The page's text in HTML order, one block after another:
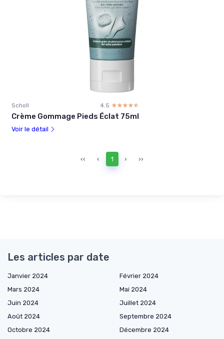
Scholl 4.5 ☆☆☆☆☆
★★★★★
Crème Gommage Pieds Éclat 75ml
Voir le détail
‹‹ ‹ 1 › ››
Les articles par date
Janvier 2024
Février 2024
Mars 2024
Mai 2024
Juin 2024
Juillet 2024
Août 2024
Septembre 2024
Octobre 2024
Décembre 2024